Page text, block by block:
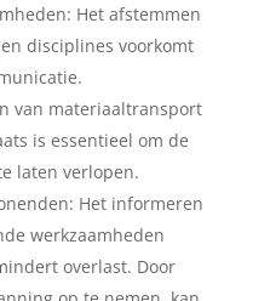
Het afstemmen
disciplines voorkomt
van materiaaltransport
is essentieel om de
laten verlopen.
Het informeren
werkzaamheden
overlast. Door